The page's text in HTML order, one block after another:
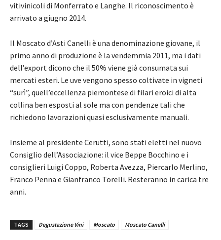
vitivinicoli di Monferrato e Langhe. Il riconoscimento è
arrivato a giugno 2014.
Il Moscato d’Asti Canelli è una denominazione giovane, il
primo anno di produzione è la vendemmia 2011, ma i dati
dell’export dicono che il 50% viene già consumata sui
mercati esteri. Le uve vengono spesso coltivate in vigneti
“surì”, quell’eccellenza piemontese di filari eroici di alta
collina ben esposti al sole ma con pendenze tali che
richiedono lavorazioni quasi esclusivamente manuali.
Insieme al presidente Cerutti, sono stati eletti nel nuovo
Consiglio dell’Associazione: il vice Beppe Bocchino e i
consiglieri Luigi Coppo, Roberta Avezza, Piercarlo Merlino,
Franco Penna e Gianfranco Torelli. Resteranno in carica tre
anni.
TAGS Degustazione Vini Moscato Moscato Canelli